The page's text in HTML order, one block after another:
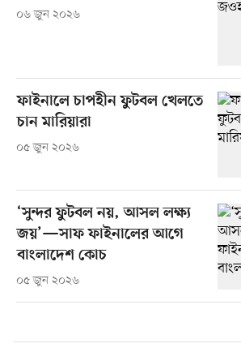
০৬ জুন ২০২৬
ফাইনালে চাপহীন ফুটবল খেলতে
চান মারিয়ারা
০৫ জুন ২০২৬
‘সুন্দর ফুটবল নয়, আসল লক্ষ্য
জয়’—সাফ ফাইনালের আগে
বাংলাদেশ কোচ
০৫ জুন ২০২৬